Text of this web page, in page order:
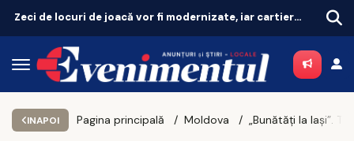
Revoluție în tratarea menopauzei! Terapia hormonală revine, după 25 de ani de controverse
INAPOI Pagina principală Moldova